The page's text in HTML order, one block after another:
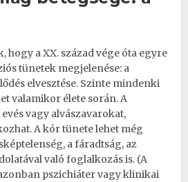
hogy a XX. század vége óta egyre
tünetek megjelenése: a
elvesztése. Szinte mindenki
valamikor élete során. A
vagy alvászavarokat,
A kór tünete lehet még
a fáradtság, az
való foglalkozás is. (A
pszichiáter vagy klinikai